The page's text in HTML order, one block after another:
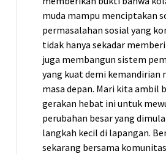
muda mampu menciptakan
permasalahan sosial yang
tidak hanya sekadar
juga membangun sistem
yang kuat demi kemandirian
masa depan. Mari kita ambil
gerakan hebat ini untuk
perubahan besar yang
langkah kecil di lapangan.
sekarang bersama